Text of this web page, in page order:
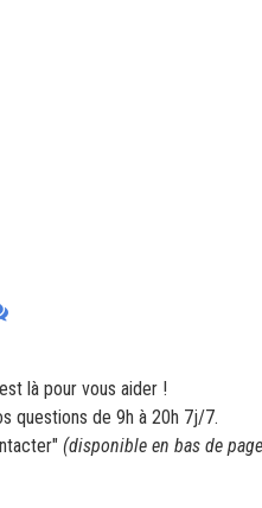
là pour vous aider !
questions de 9h à 20h 7j/7.
(disponible en bas de